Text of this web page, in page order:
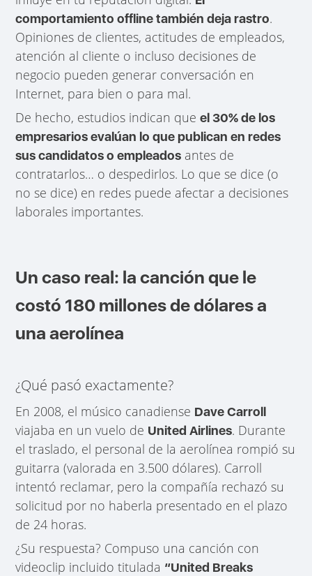
comportamiento offline también deja rastro.
Opiniones de clientes, actitudes de empleados,
atención al cliente o incluso decisiones de
negocio pueden generar conversación en
Internet, para bien o para mal.
De hecho, estudios indican queel 30% de los
empresarios evalúan lo que publican en redes
sus candidatos o empleados antes de
contratarlos… o despedirlos. Lo que se dice (o
no se dice) en redes puede afectar a decisiones
laborales importantes.
Un caso real: la canción que le
costó 180 millones de dólares a
una aerolínea
¿Qué pasó exactamente?
En 2008, el músico canadiense Dave Carroll
viajaba en un vuelo de United Airlines. Durante
el traslado, el personal de la aerolínea rompió su
guitarra (valorada en 3.500 dólares). Carroll
intentó reclamar, pero la compañía rechazó su
solicitud por no haberla presentado en el plazo
de 24 horas.
¿Su respuesta? Compuso una canción con
videoclip incluido titulada “United Breaks